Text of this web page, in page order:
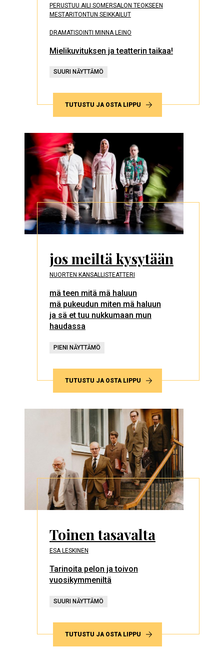
PERUSTUU AILI SOMERSALON TEOKSEEN
MESTARITONTUN SEIKKAILUT
DRAMATISOINTI MINNA LEINO
Mielikuvituksen ja teatterin taikaa!
SUURI NÄYTTÄMÖ
TUTUSTU JA OSTA LIPPU
jos meiltä kysytään
NUORTEN KANSALLISTEATTERI
mä teen mitä mä haluun
mä pukeudun miten mä haluun
ja sä et tuu nukkumaan mun
haudassa
PIENI NÄYTTÄMÖ
TUTUSTU JA OSTA LIPPU
Toinen tasavalta
ESA LESKINEN
Tarinoita pelon ja toivon
vuosikymmeniltä
SUURI NÄYTTÄMÖ
TUTUSTU JA OSTA LIPPU